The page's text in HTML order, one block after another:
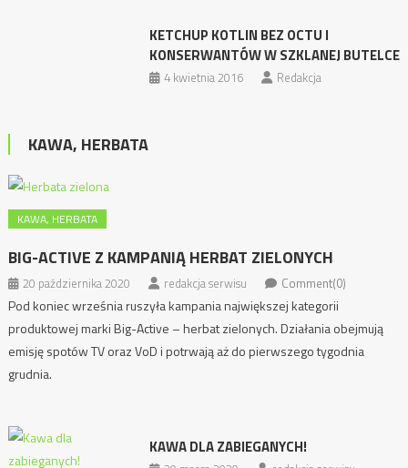
KETCHUP KOTLIN BEZ OCTU I
KONSERWANTÓW W SZKLANEJ BUTELCE
4 kwietnia 2016 Redakcja
KAWA, HERBATA
KAWA, HERBATA
BIG-ACTIVE Z KAMPANIĄ HERBAT ZIELONYCH
20 października 2020 redakcja serwisu Comment(0)
Pod koniec września ruszyła kampania największej kategorii
produktowej marki Big-Active – herbat zielonych. Działania obejmują
emisję spotów TV oraz VoD i potrwają aż do pierwszego tygodnia
grudnia.
KAWA DLA ZABIEGANYCH!